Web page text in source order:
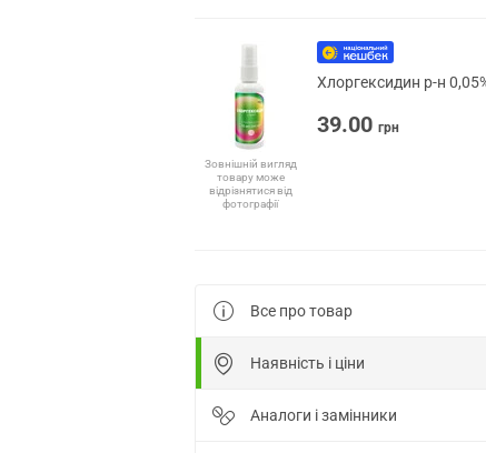
Зовнішній вигляд
товару може
відрізнятися від
фотографії
Хлоргексидин р-н
39.00 грн
Все про товар
Наявність і ціни
Аналоги і замінники